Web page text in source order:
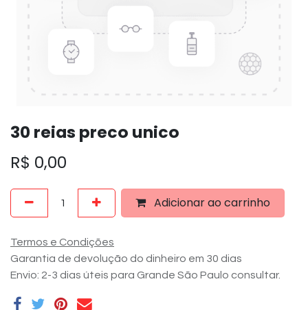
30 reias preco unico
R$ 0,00
Adicionar ao carrinho
Termos e Condições
Garantia de devolução do dinheiro em 30 dias
Envio: 2-3 dias úteis para Grande São Paulo consultar.